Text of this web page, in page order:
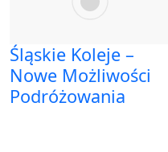
Śląskie Koleje –
Nowe Możliwości
Podróżowania